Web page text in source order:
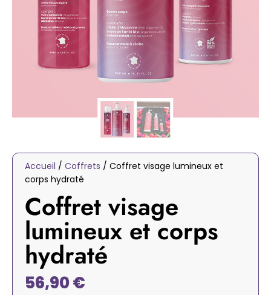
Accueil / Coffrets / Coffret visage lumineux et
corps hydraté
Coffret visage
lumineux et corps
hydraté
56,90€